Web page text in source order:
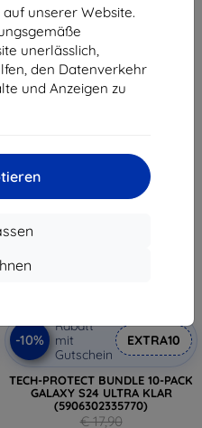
unserer Website.
unerlässlich,
den Datenverkehr
und Anzeigen zu
€ 13,90
€ 12,50
Auf Lager 4 Stk.
-10%
Rabatt
mit
Gutschein
EXTRA10
TECH-PROTECT BUNDLE 10-PACK
GALAXY S24 ULTRA KLAR
(5906302335770)
€ 17,90